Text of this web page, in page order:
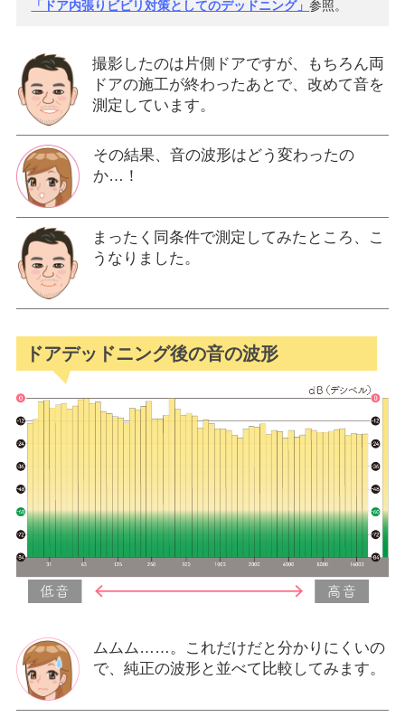
「ドア内張りビビリ対策としてのデッドニング」参照。
撮影したのは片側ドアですが、もちろん両
ドアの施工が終わったあとで、改めて音を
測定しています。
その結果、音の波形はどう変わったの
か…！
まったく同条件で測定してみたところ、こ
うなりました。
ドアデッドニング後の音の波形
ムムム……。これだけだと分かりにくいの
で、純正の波形と並べて比較してみます。